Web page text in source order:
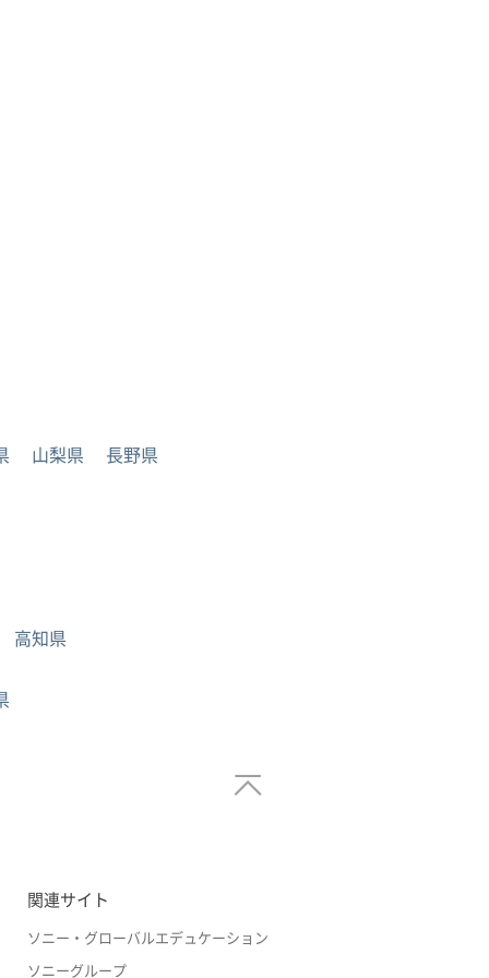
山梨県 長野県
高知県
関連サイト
ソニー・グローバルエデュケーション
ソニーグループ